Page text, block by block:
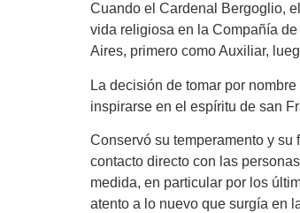
Cuando el Cardenal Bergoglio,
vida religiosa en la Compañía
Aires, primero como Auxiliar,
La decisión de tomar por
inspirarse en el espíritu de san
Conservó su temperamento y
contacto directo con las
medida, en particular por los
atento a lo nuevo que surgía en